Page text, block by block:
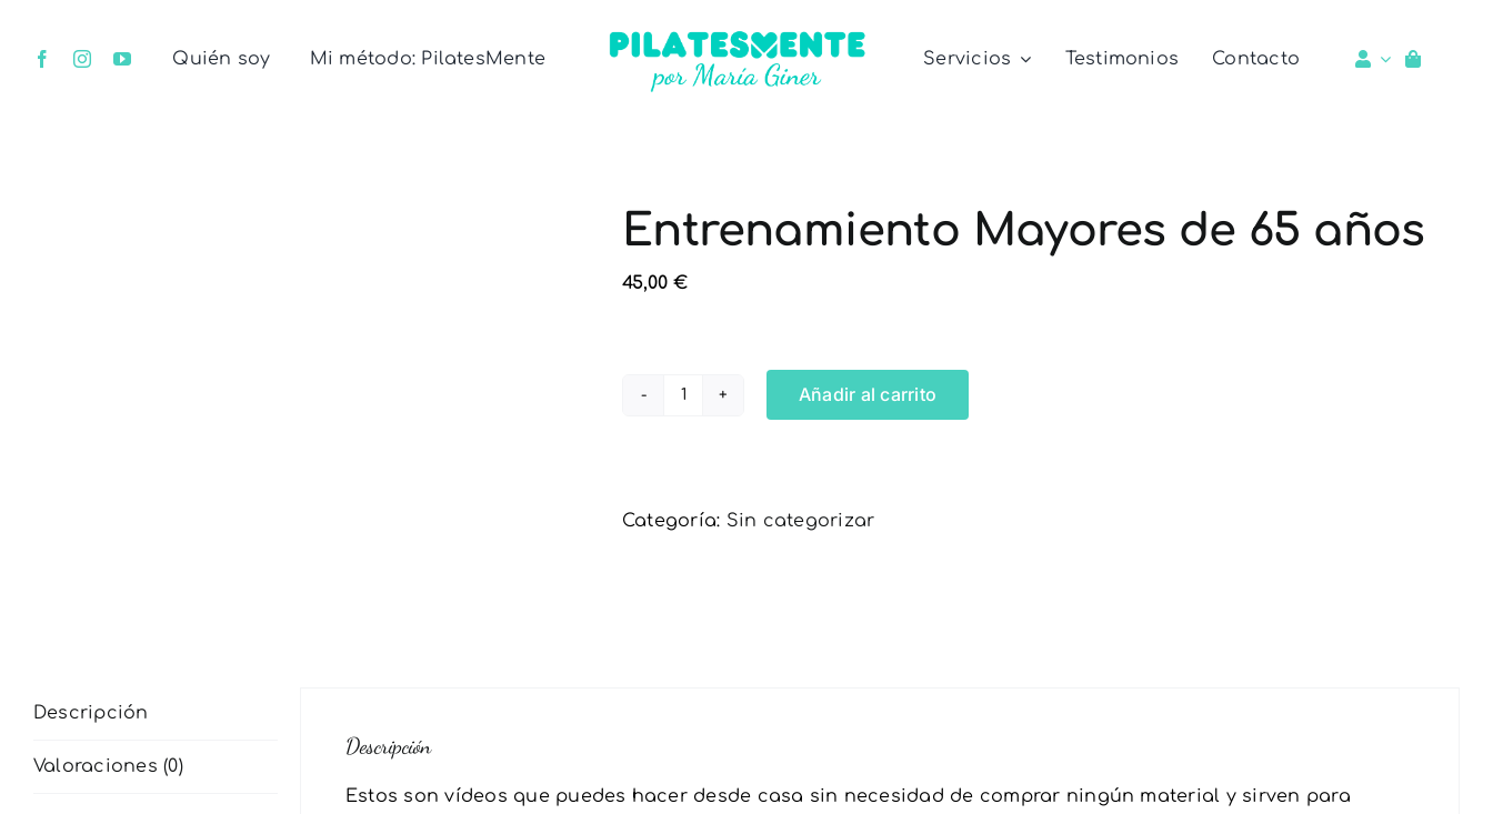
contenido
Quién soy Mi método: PilatesMente Servicios Testimonios Contacto
Entrenamiento Mayores de 65 años
45,00€
Entrenamiento
años
Añadir al carrito
Categoría: Sin categorizar
Descripción
Valoraciones (0)
Descripción
Estos son vídeos que puedes hacer desde casa sin necesidad de comprar ningún material y sirven para